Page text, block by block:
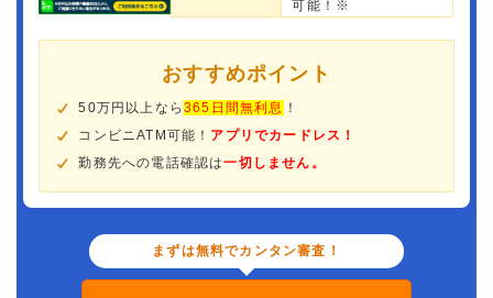
可能！※
おすすめポイント
50万円以上なら365日間無利息 ！
コンビニATM可能！ アプリでカードレス！
勤務先への電話確認は一切しません。
まずは無料でカンタン審査！